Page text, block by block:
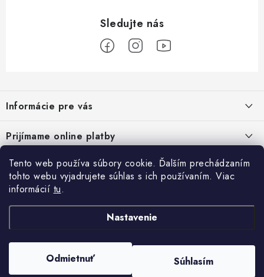
Tento web používa súbory cookie. Ďalším prechádzaním
tohto webu vyjadrujete súhlas s ich používaním. Viac
informácií tu.
Nastavenie
Odmietnuť Súhlasím
p
ä
t
Informácie pre vás
Reklamačný poriadok - formulár
Kontakt
Prijímame online platby
Prihlásenie
E-mail
Heslo
Facebook
Posledné hodnotenie produktov
Vytvoril Shoptet
Copyright 2026ATV pneumatiky . Všetky práva vyhradené.